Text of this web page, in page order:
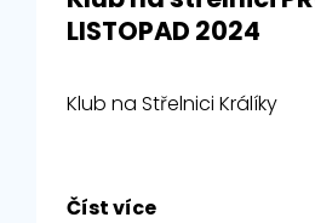
LISTOPAD 2024
Klub na Střelnici Králíky
Číst více